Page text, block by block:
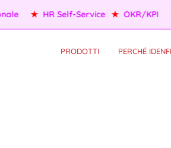
★ HR Self-Service ★ OKR/KPI ★
PRODOTTI PERCHÉ